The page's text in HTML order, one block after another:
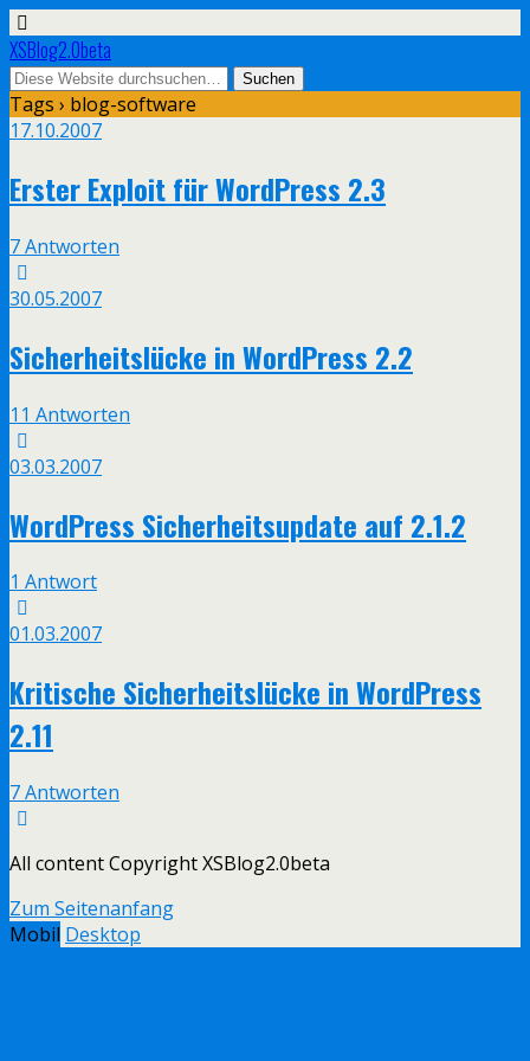
XSBlog2.0beta
Tags › blog-software
17.10.2007
Erster Exploit für WordPress 2.3
7 Antworten
30.05.2007
Sicherheitslücke in WordPress 2.2
11 Antworten
03.03.2007
WordPress Sicherheitsupdate auf 2.1.2
1 Antwort
01.03.2007
Kritische Sicherheitslücke in WordPress
2.11
7 Antworten
All content Copyright XSBlog2.0beta
Zum Seitenanfang
Mobil Desktop